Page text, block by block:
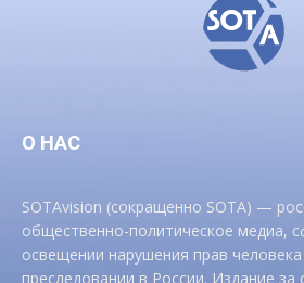
О НАС
SOTAvision (сокращенно SOTA) —
общественно-политическое медиа,
освещении нарушения прав
преследовании в России. Издание за